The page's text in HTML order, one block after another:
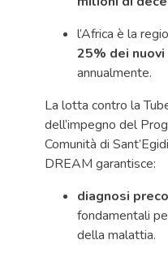
l’Africa è la
25% dei
annualmente.
La lotta contro la
dell’impegno del
Comunità di
DREAM garantisce:
diagnosi
fondamentali
della malattia.